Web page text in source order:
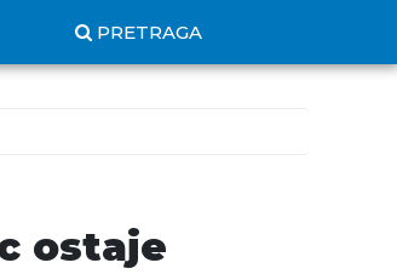
PRETRAGA
ostaje